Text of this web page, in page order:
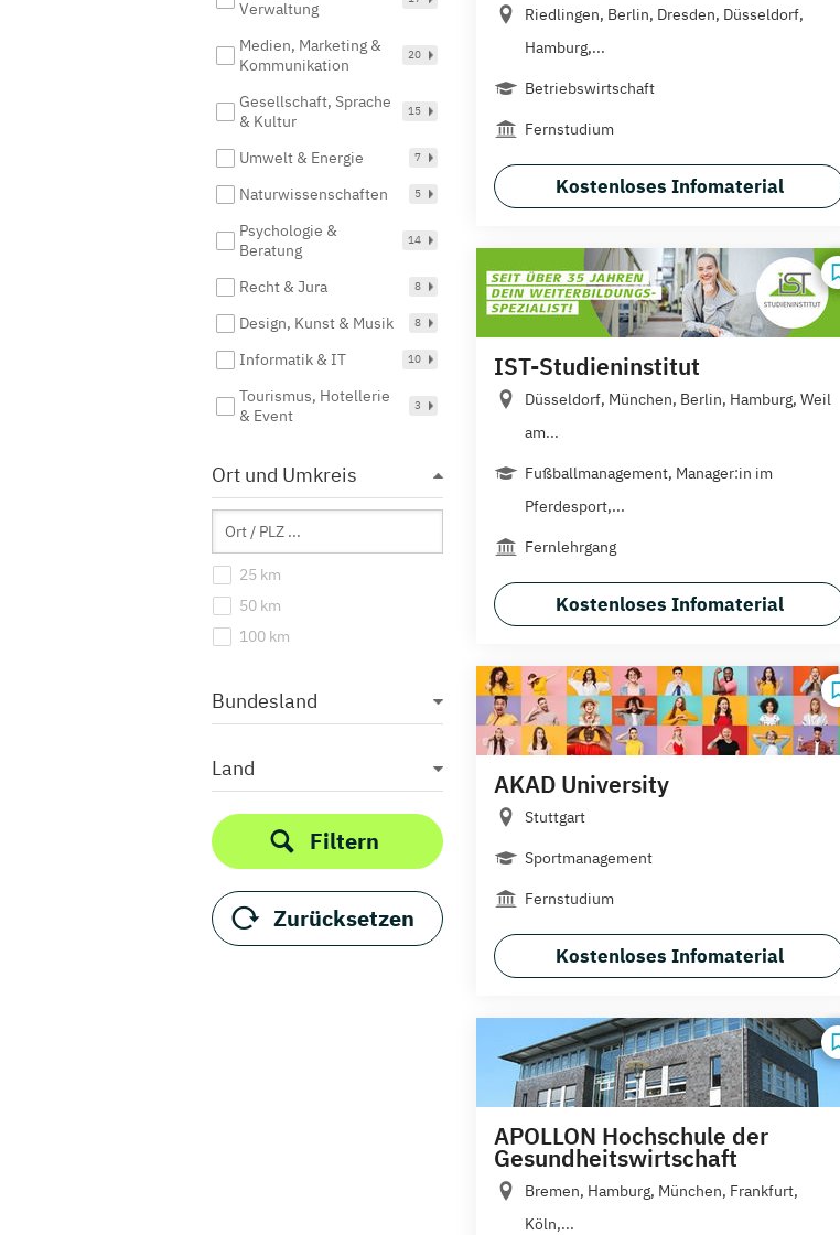
Verwaltung
Medien, Marketing &
Kommunikation
20
Gesellschaft, Sprache
& Kultur
15
Umwelt & Energie 7
Naturwissenschaften 5
Psychologie &
Beratung
14
Recht & Jura 8
Design, Kunst & Musik 8
Informatik & IT 10
Tourismus, Hotellerie
& Event
3
Ort und Umkreis
25 km
50 km
100 km
Bundesland
Land
Filtern
Zurücksetzen
Riedlingen, Berlin, Dresden, Düsseldorf,
Hamburg,...
Betriebswirtschaft
Fernstudium
Kostenloses Infomaterial
IST-Studieninstitut
Düsseldorf, München, Berlin, Hamburg, Weil
am...
Fußballmanagement, Manager:in im
Pferdesport,...
Fernlehrgang
Kostenloses Infomaterial
AKAD University
Stuttgart
Sportmanagement
Fernstudium
Kostenloses Infomaterial
APOLLON Hochschule der
Gesundheitswirtschaft
Bremen, Hamburg, München, Frankfurt,
Köln,...